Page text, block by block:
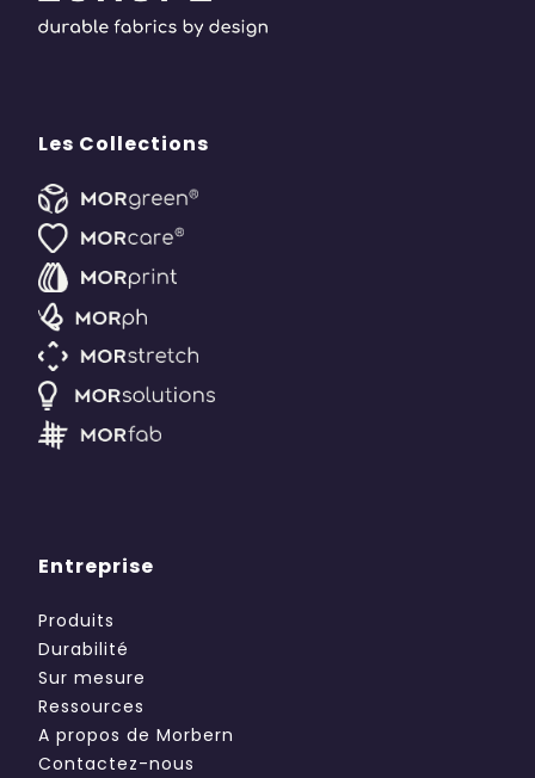
Les Collections
Entreprise
Produits
Durabilité
Sur mesure
Ressources
A propos de Morbern
Contactez-nous